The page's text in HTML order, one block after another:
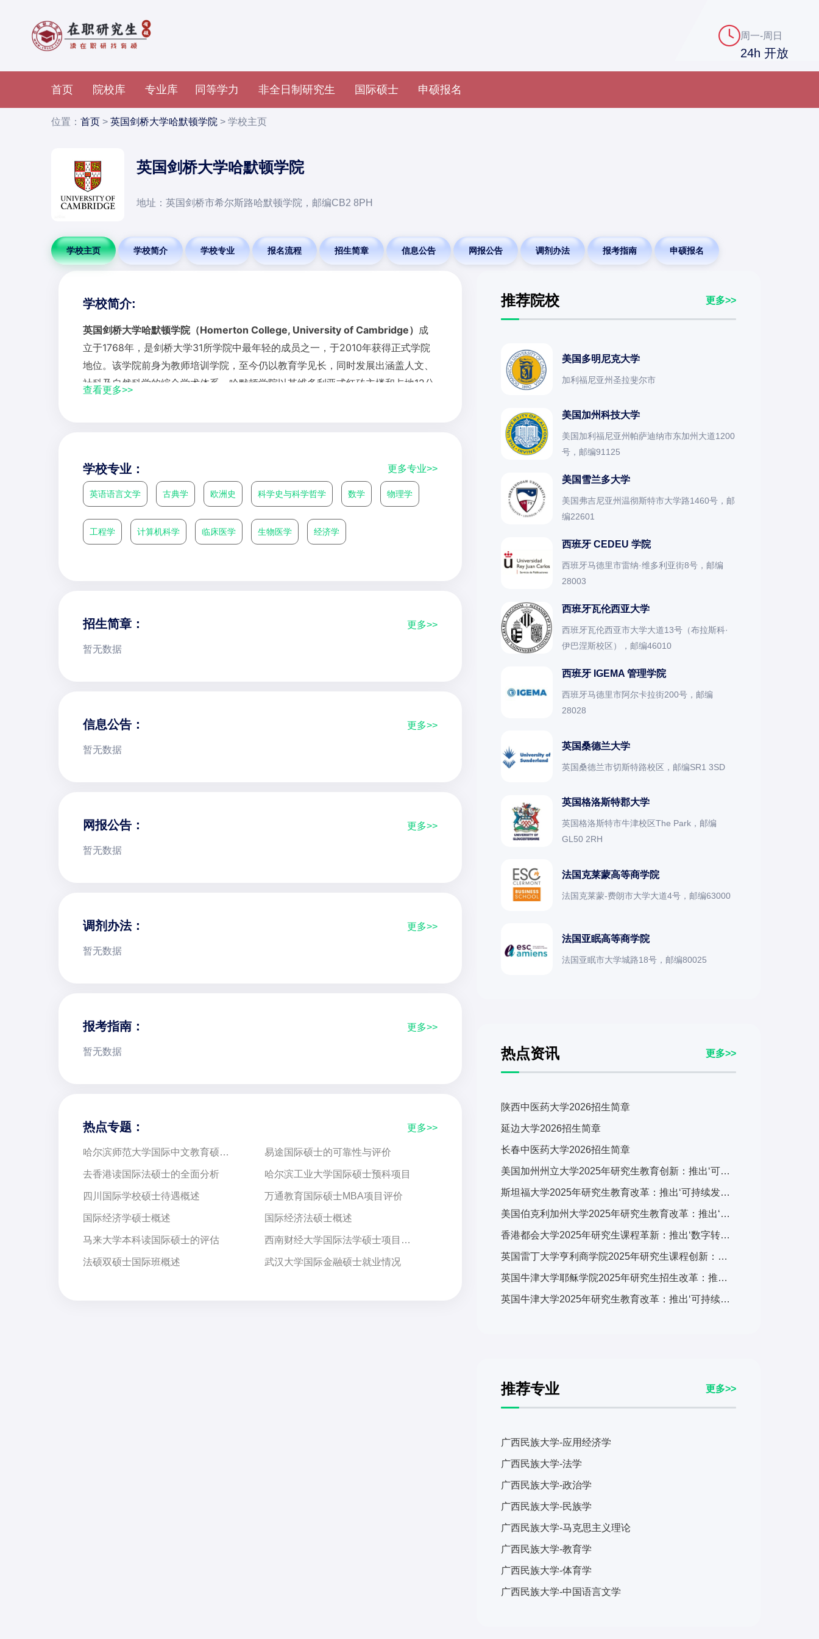
周一-周日
24h 开放
首页 院校库 专业库 同等学力 非全日制研究生 国际硕士 申硕报名
位置： 首页 > 英国剑桥大学哈默顿学院 > 学校主页
英国剑桥大学哈默顿学院
地址：英国剑桥市希尔斯路哈默顿学院，邮编CB2 8PH
学校主页 学校简介 学校专业 报名流程 招生简章 信息公告 网报公告 调剂办法 报考指南 申硕报名
学校简介:
英国剑桥大学哈默顿学院（Homerton College, University of Cambridge） 成
立于1768年，是剑桥大学31所学院中最年轻的成员之一，于2010年获得正式学院
地位。该学院前身为教师培训学院，至今仍以教育学见长，同时发展出涵盖人文、
社科及自然科学的综合学术体系。哈默顿学院以其维多利亚式红砖主楼和占地12公
查看更多>>
学校专业： 更多专业>>
英语语言文学 古典学 欧洲史 科学史与科学哲学 数学 物理学
工程学 计算机科学 临床医学 生物医学 经济学
招生简章： 更多>>
暂无数据
信息公告： 更多>>
暂无数据
网报公告： 更多>>
暂无数据
调剂办法： 更多>>
暂无数据
报考指南： 更多>>
暂无数据
热点专题： 更多>>
哈尔滨师范大学国际中文教育硕士项目介绍 易途国际硕士的可靠性与评价
去香港读国际法硕士的全面分析 哈尔滨工业大学国际硕士预科项目
四川国际学校硕士待遇概述 万通教育国际硕士MBA项目评价
国际经济学硕士概述 国际经济法硕士概述
马来大学本科读国际硕士的评估 西南财经大学国际法学硕士项目评价
法硕双硕士国际班概述 武汉大学国际金融硕士就业情况
推荐院校 更多>>
美国多明尼克大学
加利福尼亚州圣拉斐尔市
美国加州科技大学
美国加利福尼亚州帕萨迪纳市东加州大道1200
号，邮编91125
美国雪兰多大学
美国弗吉尼亚州温彻斯特市大学路1460号，邮
编22601
西班牙 CEDEU 学院
西班牙马德里市雷纳·维多利亚街8号，邮编
28003
西班牙瓦伦西亚大学
西班牙瓦伦西亚市大学大道13号（布拉斯科·
伊巴涅斯校区），邮编46010
西班牙 IGEMA 管理学院
西班牙马德里市阿尔卡拉街200号，邮编
28028
英国桑德兰大学
英国桑德兰市切斯特路校区，邮编SR1 3SD
英国格洛斯特郡大学
英国格洛斯特市牛津校区The Park，邮编
GL50 2RH
法国克莱蒙高等商学院
法国克莱蒙-费朗市大学大道4号，邮编63000
法国亚眠高等商学院
法国亚眠市大学城路18号，邮编80025
热点资讯 更多>>
陕西中医药大学2026招生简章
延边大学2026招生简章
长春中医药大学2026招生简章
美国加州州立大学2025年研究生教育创新：推出‘可持续发展与科技融合’跨学科计划，引发广泛关注
斯坦福大学2025年研究生教育改革：推出‘可持续发展与科技融合’跨学科计划，引发全球关注
美国伯克利加州大学2025年研究生教育改革：推出‘可持续发展与科技融合’交叉培养计划，引发学术界广泛关注
香港都会大学2025年研究生课程革新：推出‘数字转型与可持续发展’跨学科计划，引发广泛关注
英国雷丁大学亨利商学院2025年研究生课程创新：推出‘可持续金融与ESG’专项计划，引领商科教育新趋势
英国牛津大学耶稣学院2025年研究生招生改革：推出‘全球挑战’跨学科项目，引发国际教育界关注
英国牛津大学2025年研究生教育改革：推出‘可持续发展与全球挑战’交叉学科计划，引发国际教育界关注
推荐专业 更多>>
广西民族大学-应用经济学
广西民族大学-法学
广西民族大学-政治学
广西民族大学-民族学
广西民族大学-马克思主义理论
广西民族大学-教育学
广西民族大学-体育学
广西民族大学-中国语言文学